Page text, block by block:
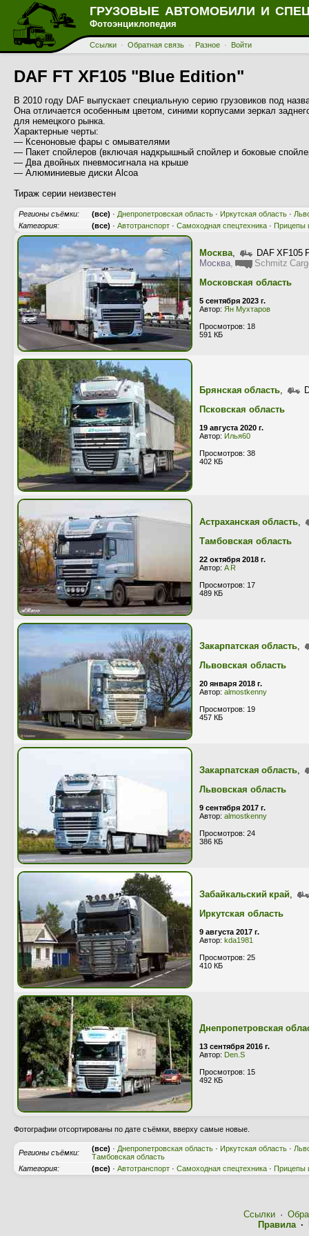
ГРУЗОВЫЕ АВТОМОБИЛИ И
Фотоэнциклопедия
Ссылки · Обратная связь · Разное · Войти
DAF FT XF105 "Blue Edition"
В 2010 году DAF выпускает специальную серию грузовиков под
Она отличается особенным цветом, синими корпусами зеркал
для немецкого рынка.
Характерные черты:
— Ксеноновые фары с омывателями
— Пакет спойлеров (включая надкрышный спойлер и боковые
— Два двойных пневмосигнала на крыше
— Алюминиевые диски Alcoa
Тираж серии неизвестен
Регионы съёмки: (все) · Днепропетровская область · Иркутская область ·
Категория:
(все) · Автотранспорт · Самоходная спецтехника · Прицепы
Москва,
DAF
Москва,
Schmitz
Московская область
5 сентября 2023 г.
Автор: Ян Мухтаров
Просмотров: 18
591 КБ
Брянская область,
Псковская область
19 августа 2020 г.
Автор: Илья60
Просмотров: 38
402 КБ
Астраханская область,
Тамбовская область
22 октября 2018 г.
Автор: A R
Просмотров: 17
489 КБ
Закарпатская область,
Львовская область
20 января 2018 г.
Автор: almostkenny
Просмотров: 19
457 КБ
Закарпатская область,
Львовская область
9 сентября 2017 г.
Автор: almostkenny
Просмотров: 24
386 КБ
Забайкальский край,
Иркутская область
9 августа 2017 г.
Автор: kda1981
Просмотров: 25
410 КБ
Днепропетровская
13 сентября 2016 г.
Автор: Den.S
Просмотров: 15
492 КБ
Фотографии отсортированы по дате съёмки, вверху самые новые.
Регионы съёмки: (все) · Днепропетровская область · Иркутская область ·
Тамбовская область
Категория:
(все) · Автотранспорт · Самоходная спецтехника · Прицепы
Ссылки·
Правила·